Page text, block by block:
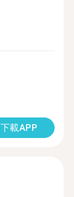
下載APP